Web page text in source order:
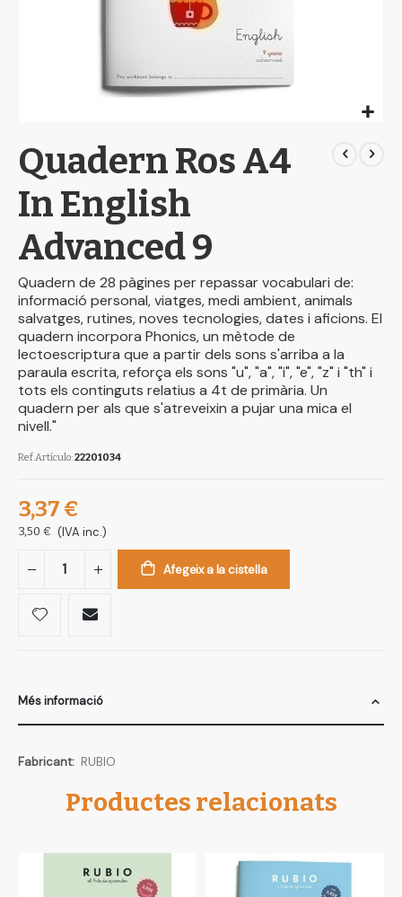
to
the
images
gallery
Quadern Ros A4
In English
Advanced 9
Quadern de 28 pàgines per repassar vocabulari de:
informació personal, viatges, medi ambient, animals
salvatges, rutines, noves tecnologies, dates i aficions. El
quadern incorpora Phonics, un mètode de
lectoescriptura que a partir dels sons s'arriba a la
paraula escrita, reforça els sons "u", "a", "i", "e", "z" i "th" i
tots els continguts relatius a 4t de primària. Un
quadern per als que s'atreveixin a pujar una mica el
nivell."
Ref.Artículo 22201034
3,37 €
3,50 € (IVA inc.)
Afegeix a la cistella
Més informació
Més
RUBIO
Productes relacionats